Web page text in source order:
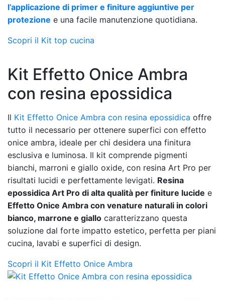
l’applicazione di primer e finiture aggiuntive per
protezione e una facile manutenzione quotidiana.
Scopri il Kit top cucina
Kit Effetto Onice Ambra
con resina epossidica
Il Kit Effetto Onice Ambra con resina epossidica offre
tutto il necessario per ottenere superfici con effetto
onice ambra, ideale per chi desidera una finitura
esclusiva e luminosa. Il kit comprende pigmenti
bianchi, marroni e giallo oxide, con resina Art Pro per
risultati lucidi e perfettamente levigati. Resina
epossidica Art Pro di alta qualità per finiture lucide e
Effetto Onice Ambra con venature naturali in colori
bianco, marrone e giallo caratterizzano questa
soluzione dal forte impatto estetico, perfetta per piani
cucina, lavabi e superfici di design.
Scopri il Kit Effetto Onice Ambra